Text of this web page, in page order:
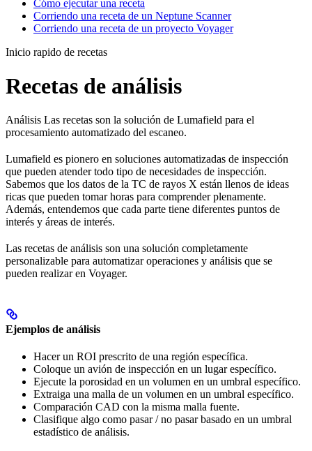
Cómo ejecutar una receta
Corriendo una receta de un Neptune Scanner
Corriendo una receta de un proyecto Voyager
Inicio rapido de recetas
Recetas de análisis
Análisis Las recetas son la solución de Lumafield para el
procesamiento automatizado del escaneo.
Lumafield es pionero en soluciones automatizadas de inspección
que pueden atender todo tipo de necesidades de inspección.
Sabemos que los datos de la TC de rayos X están llenos de ideas
ricas que pueden tomar horas para comprender plenamente.
Además, entendemos que cada parte tiene diferentes puntos de
interés y áreas de interés.
Las recetas de análisis son una solución completamente
personalizable para automatizar operaciones y análisis que se
pueden realizar en Voyager.
Ejemplos de análisis
Hacer un ROI prescrito de una región específica.
Coloque un avión de inspección en un lugar específico.
Ejecute la porosidad en un volumen en un umbral específico.
Extraiga una malla de un volumen en un umbral específico.
Comparación CAD con la misma malla fuente.
Clasifique algo como pasar / no pasar basado en un umbral
estadístico de análisis.